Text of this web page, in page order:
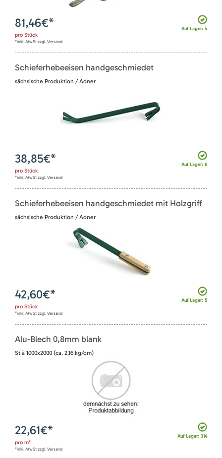
Auf Lager: 4
81,46€*
pro Stück
*inkl. MwSt zzgl. Versand
Schieferhebeeisen handgeschmiedet
sächsische Produktion / Adner
Auf Lager: 6
38,85€*
pro Stück
*inkl. MwSt zzgl. Versand
Schieferhebeeisen handgeschmiedet mit Holzgriff
sächsische Produktion / Adner
Auf Lager: 5
42,60€*
pro Stück
*inkl. MwSt zzgl. Versand
Alu-Blech 0,8mm blank
St à 1000x2000 (ca. 2,16 kg/qm)
Auf Lager: 314
22,61€*
pro m²
*inkl. MwSt zzgl. Versand